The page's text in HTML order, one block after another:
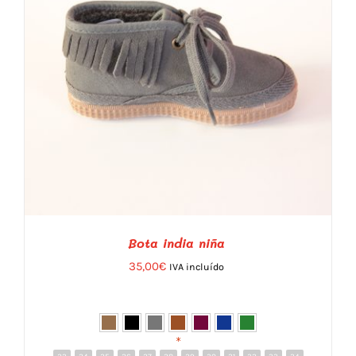
ELEGIR
EN
LA
PÁGINA
DE
PRODUCTO
Bota india niña
35,00€ IVA incluído
*